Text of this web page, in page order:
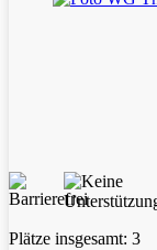
Plätze insgesamt: 3